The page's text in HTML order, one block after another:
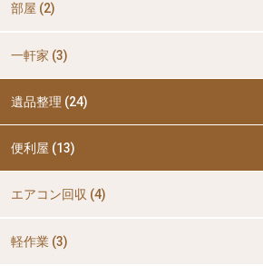
部屋 (2)
一軒家 (3)
遺品整理 (24)
便利屋 (13)
エアコン回収 (4)
軽作業 (3)